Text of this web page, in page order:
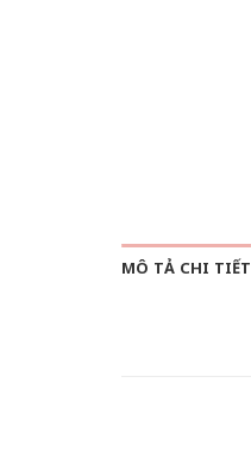
MÔ TẢ CHI TIẾT